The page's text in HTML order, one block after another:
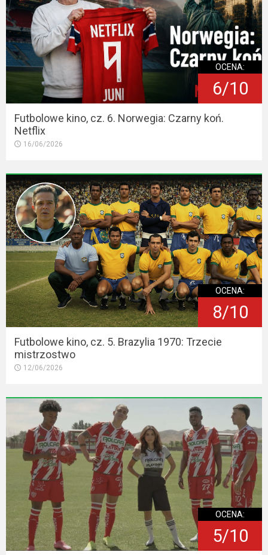
OCENA:
6/10
Futbolowe kino, cz. 6. Norwegia: Czarny koń.
Netflix
16/06/2026
OCENA:
8/10
Futbolowe kino, cz. 5. Brazylia 1970: Trzecie
mistrzostwo
12/06/2026
OCENA:
5/10